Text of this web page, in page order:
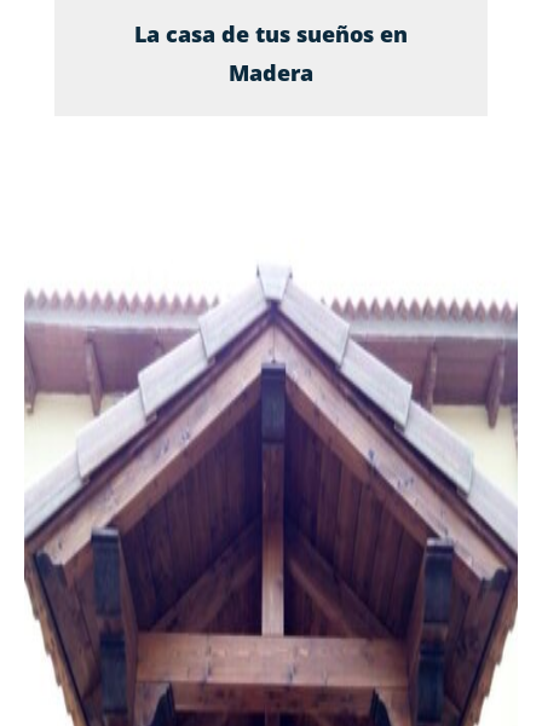
La casa de tus sueños en
Madera